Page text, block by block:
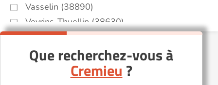
Vasselin (38890)
Veyrins-Thuellin (38630)
Que recherchez-vous à
Cremieu ?